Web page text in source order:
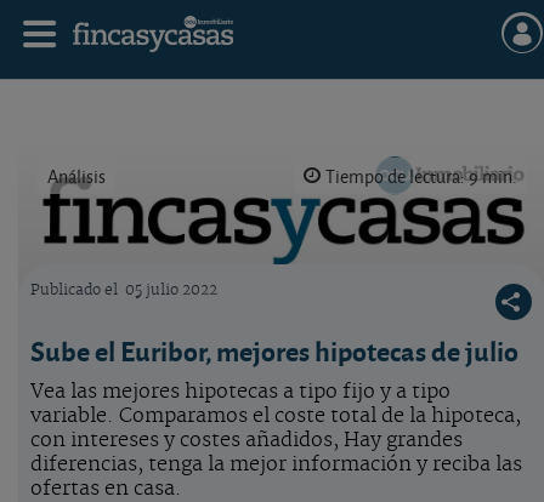
Análisis Tiempo de lectura: 9 min.
Publicado el 05 julio 2022
Sube el Euribor, mejores hipotecas de julio
Vea las mejores hipotecas a tipo fijo y a tipo
variable. Comparamos el coste total de la hipoteca,
con intereses y costes añadidos, Hay grandes
diferencias, tenga la mejor información y reciba las
ofertas en casa.